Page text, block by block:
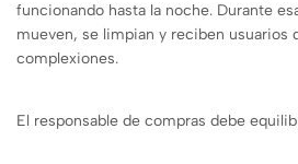
funcionando hasta la noche. Durante
mueven, se limpian y reciben usuarios
complexiones.
El responsable de compras debe